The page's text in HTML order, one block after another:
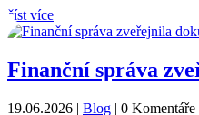
číst více
Finanční správa
19.06.2026 | Blog | 0 Komentáře